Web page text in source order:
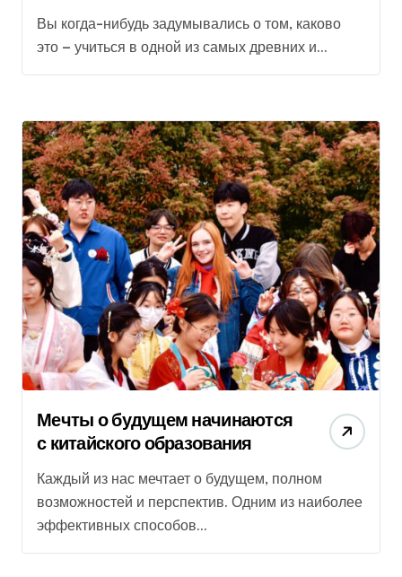
Вы когда-нибудь задумывались о том, каково
это — учиться в одной из самых древних и...
Мечты о будущем начинаются
с китайского образования
Каждый из нас мечтает о будущем, полном
возможностей и перспектив. Одним из наиболее
эффективных способов...